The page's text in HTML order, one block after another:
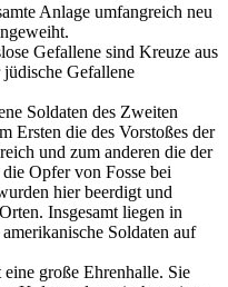
Anlage umfangreich neu
Gefallene sind Kreuze aus
Gefallene
Soldaten des Zweiten
Ersten die des Vorstoßes der
und zum anderen die der
Opfer von Fosse bei
hier beerdigt und
Insgesamt liegen in
Soldaten auf
große Ehrenhalle. Sie